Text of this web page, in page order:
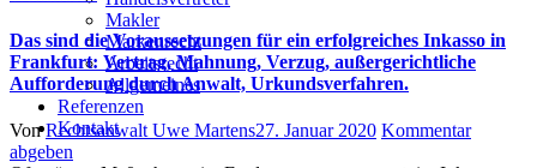
Makler
Markenrecht
Arbeitsrecht
Allgemeines
Referenzen
Kontakt
Das sind die Voraussetzungen für ein erfolgreiches Inkasso in
Frankfurt: Vertrag, Mahnung, Verzug, außergerichtliche
Aufforderung durch Anwalt, Urkundsverfahren.
Author
VonRechtsanwalt Uwe MartensPosted
27. Januar 2020 Kommentar
abgeben